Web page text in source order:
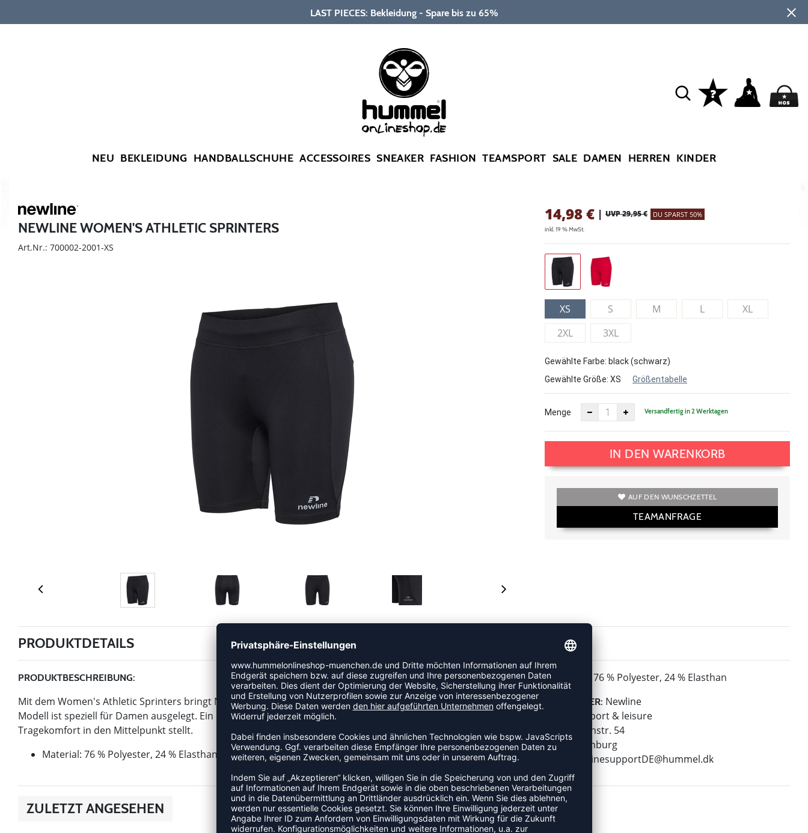
LAST PIECES: Bekleidung - Spare bis zu 65%
NEU BEKLEIDUNG HANDBALLSCHUHE ACCESSOIRES SNEAKER FASHION TEAMSPORT SALE DAMEN HERREN KINDER
NEWLINE WOMEN'S ATHLETIC SPRINTERS
Art.Nr.: 700002-2001-XS
14,98€ | UVP 29,95 € DU SPARST 50%
inkl. 19 % MwSt.
XS S M L
XL
2XL
3XL
Gewählte Farbe: black (schwarz)
Gewählte Größe: XS Größentabelle
Menge Versandfertig in 2 Werktagen
IN DEN WARENKORB
AUF DEN WUNSCHZETTEL
TEAMANFRAGE
PRODUKTDETAILS
PRODUKTBESCHREIBUNG:
Mit dem Women's Athletic Sprinters bringt Newline einen Artikel der Kategorie Laufshirt an den Start. Dieses
Modell ist speziell für Damen ausgelegt. Ein Laufshirt mit durchdachtem Schnitt, das Bewegungsfreiheit und
Tragekomfort in den Mittelpunkt stellt.
Material: 76 % Polyester, 24 % Elasthan
MATERIAL: 76 % Polyester, 24 % Elasthan
HERSTELLER: Newline
hummel sport & leisure
Leverkusenstr. 54
22761 Hamburg
onlinesupportDE@hummel.dk
ZULETZT ANGESEHEN